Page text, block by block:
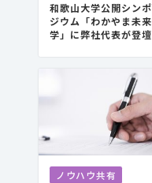
和歌山大学公開シンポ
ジウム「わかやま未来
学」に弊社代表が登壇
ノウハウ共有